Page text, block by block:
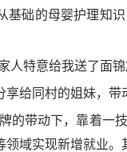
基础的母婴护理知
人特意给我送了面
给同村的姐妹，
牌的带动下，靠着
域实现新增就业。